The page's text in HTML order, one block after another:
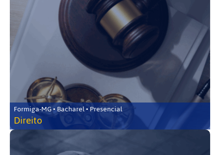
Formiga-MG • Bacharel • Presencial
Direito